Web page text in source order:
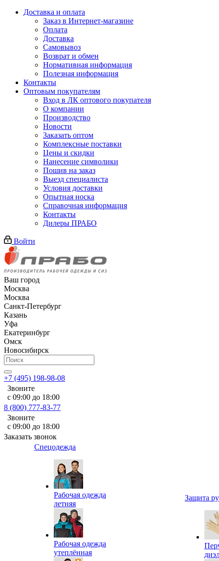
Доставка и оплата
Заказ в Интернет-магазине
Оплата
Доставка
Самовывоз
Возврат и обмен
Нормативная информация
Полезная информация
Контакты
Оптовым покупателям
Вход в ЛК оптового покупателя
О компании
Производство
Новости
Заказать оптом
Комплексные поставки
Цены и скидки
Нанесение символики
Пошив на заказ
Выезд специалиста
Условия доставки
Опытная носка
Справочная информация
Контакты
Дилеры ПРАБО
Войти
Ваш город
Москва
Москва
Санкт-Петербург
Казань
Уфа
Екатеринбург
Омск
Новосибирск
+7 (495) 198-98-08
Звоните
с 09:00 до 18:00
8 (800) 777-83-77
Звоните
с 09:00 до 18:00
Заказать звонок
Спецодежда
Рабочая одежда
летняя
Рабочая одежда
утеплённая
Защита